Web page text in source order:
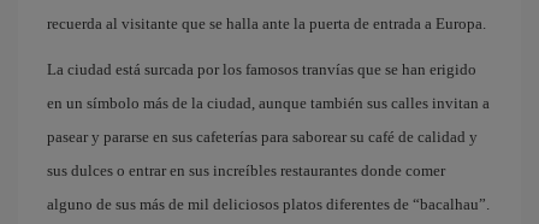
recuerda al visitante que se halla ante la puerta de entrada a Europa.
La ciudad está surcada por los famosos tranvías que se han erigido
en un símbolo más de la ciudad, aunque también sus calles invitan a
pasear y pararse en sus cafeterías para saborear su café de calidad y
sus dulces o entrar en sus increíbles restaurantes donde comer
alguno de sus más de mil deliciosos platos diferentes de “bacalhau”.